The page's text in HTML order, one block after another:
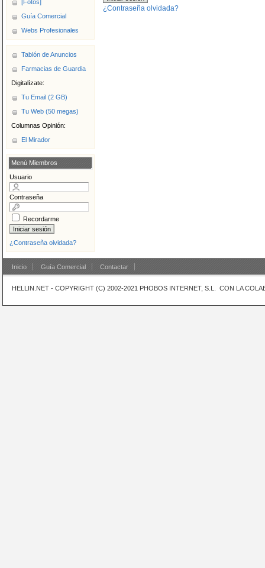
[Fotos]
Guía Comercial
Webs Profesionales
Tablón de Anuncios
Farmacias de Guardia
Digitalízate:
Tu Email (2 GB)
Tu Web (50 megas)
Columnas Opinión:
El Mirador
Menú Miembros
Usuario
Contraseña
Recordarme
¿Contraseña olvidada?
¿Contraseña olvidada?
Inicio Guía Comercial Contactar
HELLIN.NET - COPYRIGHT (C) 2002-2021 PHOBOS INTERNET, S.L. CON LA